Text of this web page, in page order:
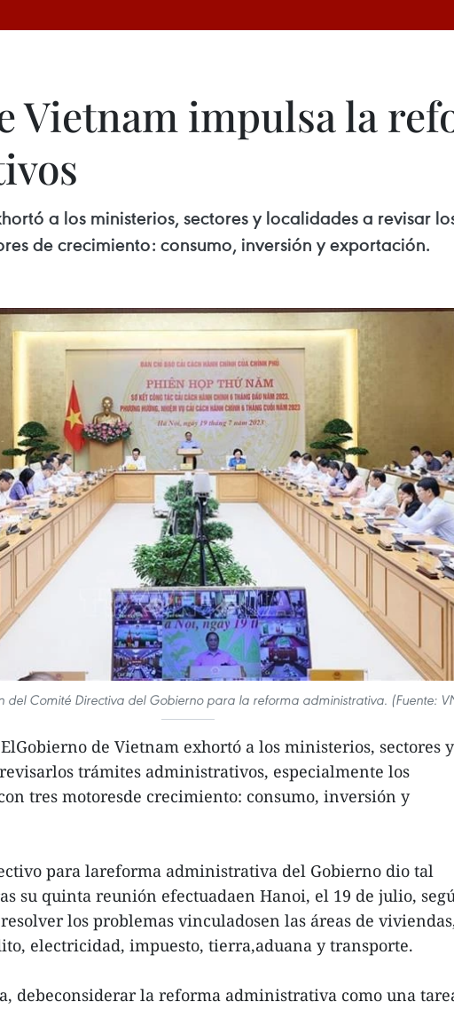
Vietnam impulsa la
a los ministerios, sectores y localidades a revisar
de crecimiento: consumo, inversión y exportación.
del Comité Directiva del Gobierno para la reforma administrativa. (Fuente:
de Vietnam exhortó a los ministerios, sectores y
trámites administrativos, especialmente los
tres motoresde crecimiento: consumo, inversión y
para lareforma administrativa del Gobierno dio tal
su quinta reunión efectuadaen Hanoi, el 19 de julio,
los problemas vinculadosen las áreas de
electricidad, impuesto, tierra,aduana y transporte.
debeconsiderar la reforma administrativa como una